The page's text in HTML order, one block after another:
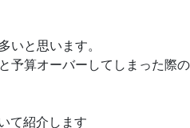
いと思います。
予算オーバーしてしまった際の
て紹介します